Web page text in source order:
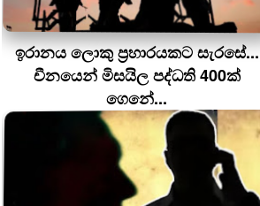
ඉරානය ලොකු ප‍්‍රහාරයකට සැරසේ...
චීනයෙන් මිසයිල පද්ධති 400ක්
ගෙනේ...